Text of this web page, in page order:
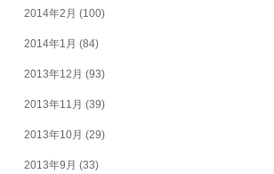
2014年2月 (100)
2014年1月 (84)
2013年12月 (93)
2013年11月 (39)
2013年10月 (29)
2013年9月 (33)